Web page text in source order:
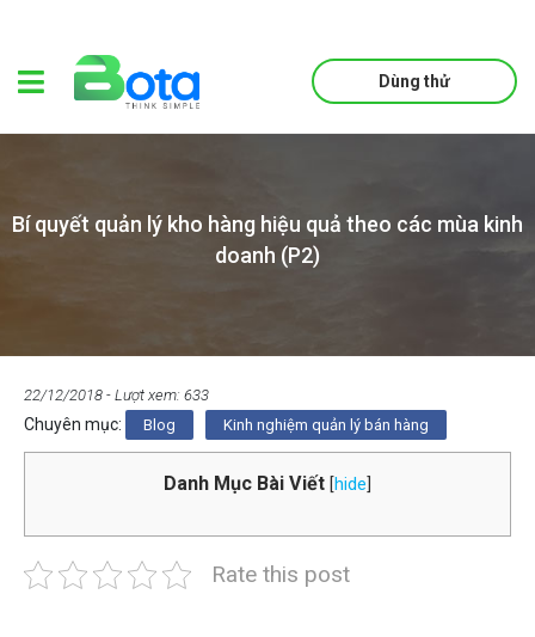
Dùng thử
Bí quyết quản lý kho hàng hiệu quả theo các mùa kinh
doanh (P2)
22/12/2018 - Lượt xem: 633
Chuyên mục: Blog Kinh nghiệm quản lý bán hàng
Danh Mục Bài Viết [hide
Rate this post